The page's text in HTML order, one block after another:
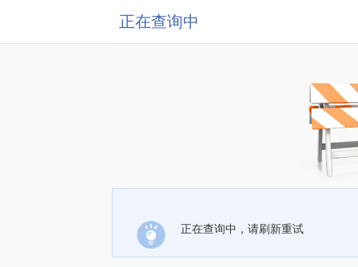
正在查询中
正在查询中，请刷新重试